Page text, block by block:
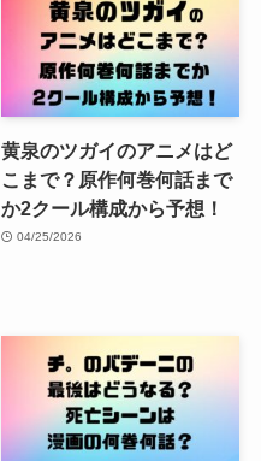
黄泉のツガイのアニメはど
こまで？原作何巻何話まで
か2クール構成から予想！
04/25/2026